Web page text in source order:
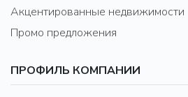
Акцентированные недвижимости
Промо предложения
ПРОФИЛЬ КОМПАНИИ